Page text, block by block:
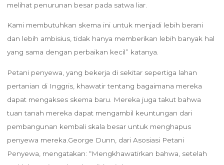
melihat penurunan besar pada satwa liar.
Kami membutuhkan skema ini untuk menjadi lebih berani
dan lebih ambisius, tidak hanya memberikan lebih banyak hal
yang sama dengan perbaikan kecil” katanya.
Petani penyewa, yang bekerja di sekitar sepertiga lahan
pertanian di Inggris, khawatir tentang bagaimana mereka
dapat mengakses skema baru. Mereka juga takut bahwa
tuan tanah mereka dapat mengambil keuntungan dari
pembangunan kembali skala besar untuk menghapus
penyewa mereka.George Dunn, dari Asosiasi Petani
Penyewa, mengatakan: “Mengkhawatirkan bahwa, setelah